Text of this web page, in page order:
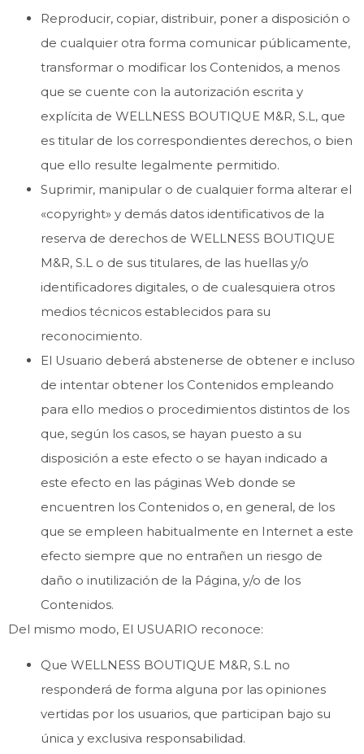
Reproducir, copiar, distribuir, poner a disposición o
de cualquier otra forma comunicar públicamente,
transformar o modificar los Contenidos, a menos
que se cuente con la autorización escrita y
explícita de WELLNESS BOUTIQUE M&R, S.L, que
es titular de los correspondientes derechos, o bien
que ello resulte legalmente permitido.
Suprimir, manipular o de cualquier forma alterar el
«copyright» y demás datos identificativos de la
reserva de derechos de WELLNESS BOUTIQUE
M&R, S.L o de sus titulares, de las huellas y/o
identificadores digitales, o de cualesquiera otros
medios técnicos establecidos para su
reconocimiento.
El Usuario deberá abstenerse de obtener e incluso
de intentar obtener los Contenidos empleando
para ello medios o procedimientos distintos de los
que, según los casos, se hayan puesto a su
disposición a este efecto o se hayan indicado a
este efecto en las páginas Web donde se
encuentren los Contenidos o, en general, de los
que se empleen habitualmente en Internet a este
efecto siempre que no entrañen un riesgo de
daño o inutilización de la Página, y/o de los
Contenidos.
Del mismo modo, El USUARIO reconoce:
Que WELLNESS BOUTIQUE M&R, S.L no
responderá de forma alguna por las opiniones
vertidas por los usuarios, que participan bajo su
única y exclusiva responsabilidad.